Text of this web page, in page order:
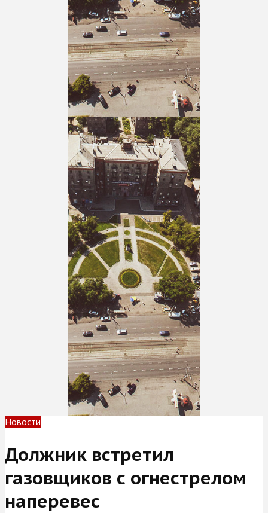
Новости
Должник встретил
газовщиков с огнестрелом
наперевес